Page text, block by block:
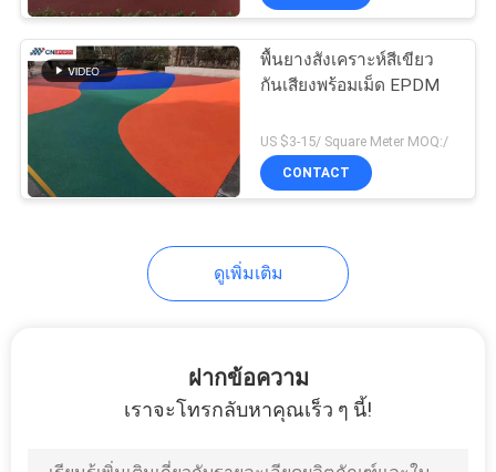
พื้นยางสังเคราะห์สีเขียว
กันเสียงพร้อมเม็ด EPDM
US $3-15/ Square Meter MOQ:/
CONTACT
ดูเพิ่มเติม
ฝากข้อความ
เราจะโทรกลับหาคุณเร็ว ๆ นี้!